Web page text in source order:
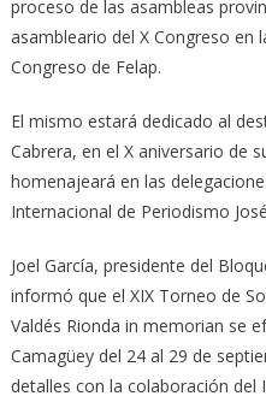
proceso de las asambleas
asambleario del X Congreso en
Congreso de Felap.
El mismo estará dedicado al
Cabrera, en el X aniversario de
homenajeará en las
Internacional de Periodismo
Joel García, presidente del
informó que el XIX Torneo de
Valdés Rionda in memorian se
Camagüey del 24 al 29 de
detalles con la colaboración del